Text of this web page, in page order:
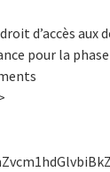
d’accès aux
pour la